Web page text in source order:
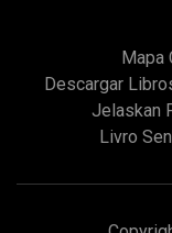
Mapa
Descargar
Jelaskan
Livro